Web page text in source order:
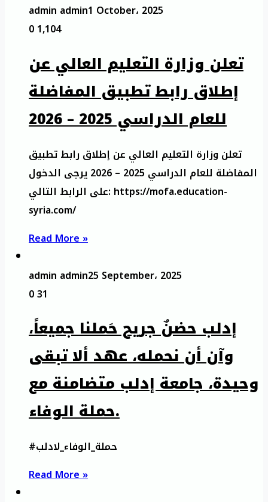
admin admin1 October، 2025
01,104
تعلن وزارة التعليم العالي عن
إطلاق رابط تطبيق المفاضلة
للعام الدراسي 2025 – 2026
تعلن وزارة التعليم العالي عن إطلاق رابط تطبيق
المفاضلة للعام الدراسي 2025 – 2026 يرجى الدخول
على الرابط التالي: https://mofa.education-
syria.com/
Read More »
admin admin25 September، 2025
031
إدلب حضنٌ جريح حَملنا جميعاً،
وآن أن نحمله، عهد ألا تبقى
وحيدة، جامعة إدلب متضامنة مع
حملة الوفاء.
#حملة_الوفاء_لادلب
Read More »